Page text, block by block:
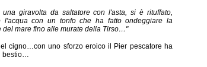
giravolta da saltatore con l'asta, si è rituffato,
l'acqua con un tonfo che ha fatto ondeggiare la
del mare fino alle murate della Tirso…"
cigno…con uno sforzo eroico il Pier pescatore ha
bestio…